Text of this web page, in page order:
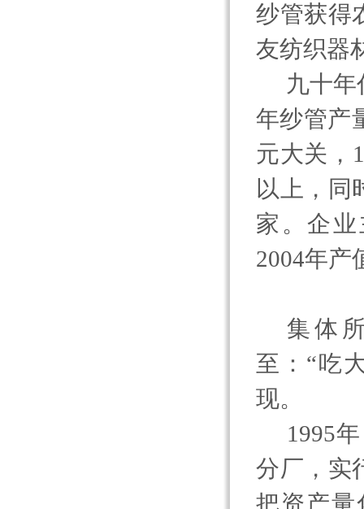
纱管获得
友纺织器
九十
年纱管产
元大关，
以上，同
家。企
2004年产
集体
至：“吃
现。
1995
分厂，实
把资产量